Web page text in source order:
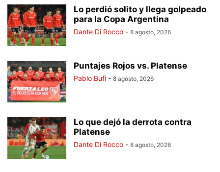
Lo perdió solito y llega golpeado
para la Copa Argentina
Dante Di Rocco - 8 agosto, 2026
Puntajes Rojos vs. Platense
Pablo Bufi - 8 agosto, 2026
Lo que dejó la derrota contra
Platense
Dante Di Rocco - 8 agosto, 2026